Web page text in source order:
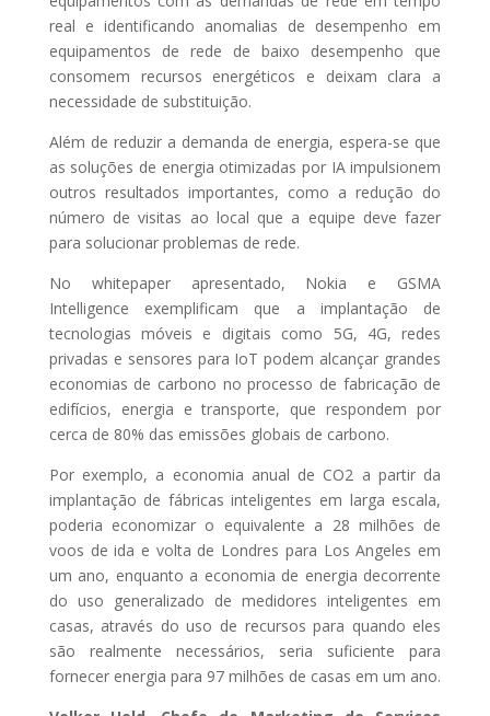
real e identificando anomalias de desempenho em
equipamentos de rede de baixo desempenho que
consomem recursos energéticos e deixam clara a
necessidade de substituição.
Além de reduzir a demanda de energia, espera-se que
as soluções de energia otimizadas por IA impulsionem
outros resultados importantes, como a redução do
número de visitas ao local que a equipe deve fazer
para solucionar problemas de rede.
No whitepaper apresentado, Nokia e GSMA
Intelligence exemplificam que a implantação de
tecnologias móveis e digitais como 5G, 4G, redes
privadas e sensores para IoT podem alcançar grandes
economias de carbono no processo de fabricação de
edifícios, energia e transporte, que respondem por
cerca de 80% das emissões globais de carbono.
Por exemplo, a economia anual de CO2 a partir da
implantação de fábricas inteligentes em larga escala,
poderia economizar o equivalente a 28 milhões de
voos de ida e volta de Londres para Los Angeles em
um ano, enquanto a economia de energia decorrente
do uso generalizado de medidores inteligentes em
casas, através do uso de recursos para quando eles
são realmente necessários, seria suficiente para
fornecer energia para 97 milhões de casas em um ano.